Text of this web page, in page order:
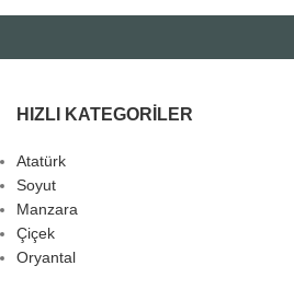
HIZLI KATEGORILER
Atatürk
Soyut
Manzara
Çiçek
Oryantal